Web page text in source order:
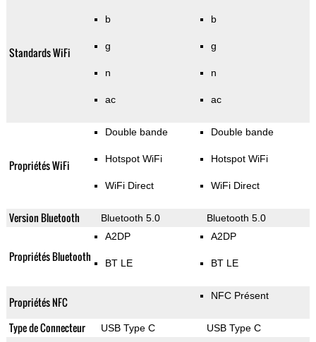
Standards WiFi
b
g
n
ac
b
g
n
ac
Propriétés WiFi
Double bande
Hotspot WiFi
WiFi Direct
Double bande
Hotspot WiFi
WiFi Direct
Version Bluetooth Bluetooth 5.0 Bluetooth 5.0
Propriétés Bluetooth
A2DP
BT LE
A2DP
BT LE
Propriétés NFC NFC Présent
Type de Connecteur USB Type C
USB Type C